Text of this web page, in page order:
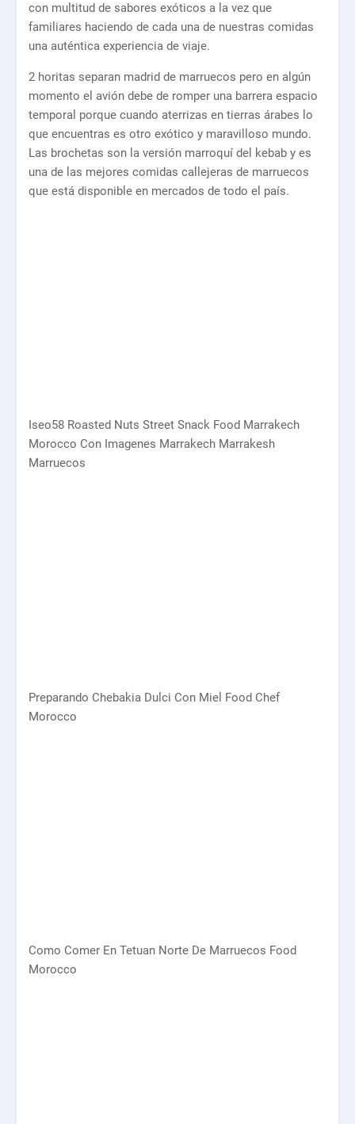
con multitud de sabores exóticos a la vez que
familiares haciendo de cada una de nuestras comidas
una auténtica experiencia de viaje.
2 horitas separan madrid de marruecos pero en algún
momento el avión debe de romper una barrera espacio
temporal porque cuando aterrizas en tierras árabes lo
que encuentras es otro exótico y maravilloso mundo.
Las brochetas son la versión marroquí del kebab y es
una de las mejores comidas callejeras de marruecos
que está disponible en mercados de todo el país.
Iseo58 Roasted Nuts Street Snack Food Marrakech
Morocco Con Imagenes Marrakech Marrakesh
Marruecos
Preparando Chebakia Dulci Con Miel Food Chef
Morocco
Como Comer En Tetuan Norte De Marruecos Food
Morocco